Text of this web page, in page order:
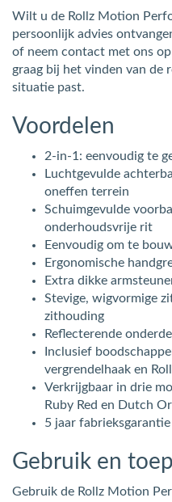
Wilt u de Rollz Motion
persoonlijk advies
of neem contact met ons
graag bij het vinden van
situatie past.
Voordelen
2-in-1: eenvoudig te
Luchtgevulde
oneffen terrein
Schuimgevulde
onderhoudsvrije rit
Eenvoudig om te
Ergonomische
Extra dikke
Stevige, wigvormige
zithouding
Reflecterende
Inclusief
vergrendelhaak en
Verkrijgbaar in drie
Ruby Red en Dutch
5 jaar fabrieksgarantie
Gebruik en
Gebruik de Rollz Motion